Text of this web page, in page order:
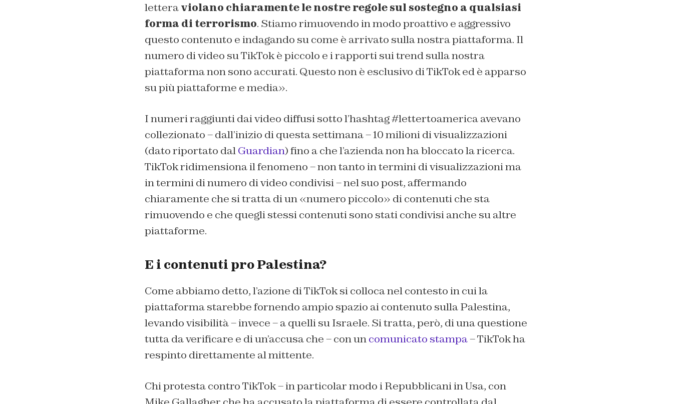
letteraviolano chiaramente le nostre regole sul sostegno a qualsiasi
forma di terrorismo. Stiamo rimuovendo in modo proattivo e aggressivo
questo contenuto e indagando su come è arrivato sulla nostra piattaforma. Il
numero di video su TikTok è piccolo e i rapporti sui trend sulla nostra
piattaforma non sono accurati. Questo non è esclusivo di TikTok ed è apparso
su più piattaforme e media».
I numeri raggiunti dai video diffusi sotto l’hashtag #lettertoamerica avevano
collezionato – dall’inizio di questa settimana – 10 milioni di visualizzazioni
(dato riportato dalGuardian) fino a che l’azienda non ha bloccato la ricerca.
TikTok ridimensiona il fenomeno – non tanto in termini di visualizzazioni ma
in termini di numero di video condivisi – nel suo post, affermando
chiaramente che si tratta di un «numero piccolo» di contenuti che sta
rimuovendo e che quegli stessi contenuti sono stati condivisi anche su altre
piattaforme.
E i contenuti pro Palestina?
Come abbiamo detto, l’azione di TikTok si colloca nel contesto in cui la
piattaforma starebbe fornendo ampio spazio ai contenuto sulla Palestina,
levando visibilità – invece – a quelli su Israele. Si tratta, però, di una questione
tutta da verificare e di un’accusa che – con uncomunicato stampa– TikTok ha
respinto direttamente al mittente.
Chi protesta contro TikTok – in particolar modo i Repubblicani in Usa, con